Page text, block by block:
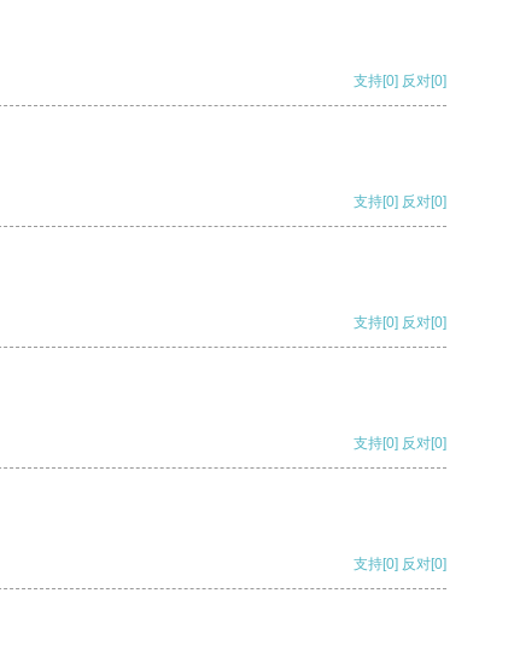
支持[0] 反对[0]
支持[0] 反对[0]
支持[0] 反对[0]
支持[0] 反对[0]
支持[0] 反对[0]